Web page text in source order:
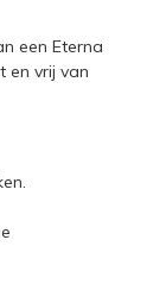
een Eterna
en vrij van